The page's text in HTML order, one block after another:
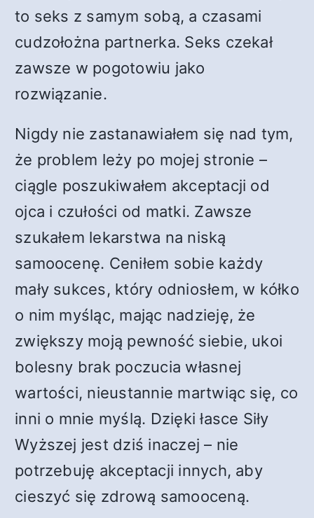
to seks z samym sobą, a czasami
cudzołożna partnerka. Seks czekał
zawsze w pogotowiu jako
rozwiązanie.
Nigdy nie zastanawiałem się nad tym,
że problem leży po mojej stronie –
ciągle poszukiwałem akceptacji od
ojca i czułości od matki. Zawsze
szukałem lekarstwa na niską
samoocenę. Ceniłem sobie każdy
mały sukces, który odniosłem, w kółko
o nim myśląc, mając nadzieję, że
zwiększy moją pewność siebie, ukoi
bolesny brak poczucia własnej
wartości, nieustannie martwiąc się, co
inni o mnie myślą. Dzięki łasce Siły
Wyższej jest dziś inaczej – nie
potrzebuję akceptacji innych, aby
cieszyć się zdrową samooceną.